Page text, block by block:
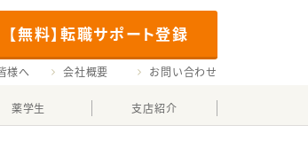
【無料】転職サポート登録
様へ 会社概要 お問い合わせ
薬学生 支店紹介